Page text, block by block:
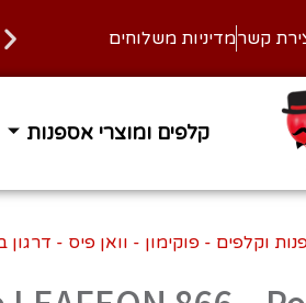
קשרמדיניות משלוחים
קלפים ומוצרי אספנות
וקלפים - פוקימון - וואן פיס - דרגון